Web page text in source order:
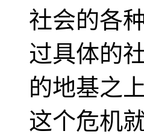
社会的各
过具体的
的地基之
这个危机